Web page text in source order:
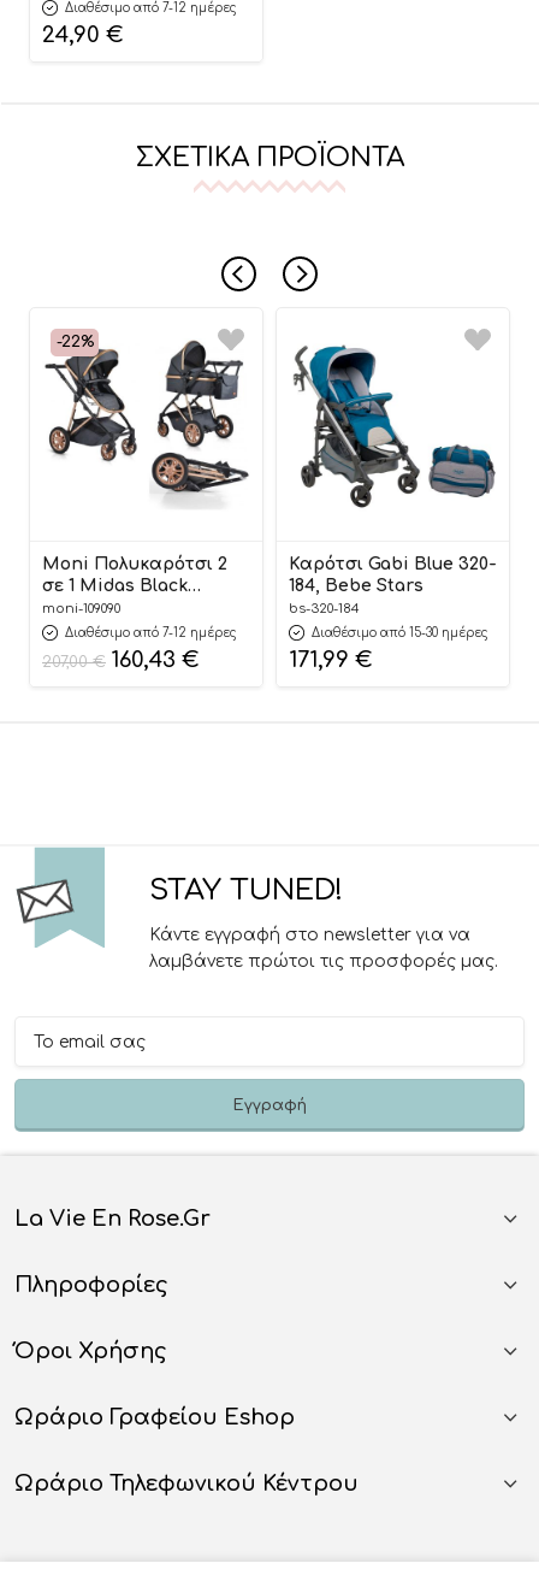
Διαθέσιμο από 7-12 ημέρες
24,90 €
ΣΧΕΤΙΚΆ ΠΡΟΪΌΝΤΑ
-22%
Moni Πολυκαρότσι 2
σε 1 Midas Black
3800146235796
moni-109090
Διαθέσιμο από 7-12 ημέρες
207,00€ 160,43 €
Καρότσι Gabi Blue 320-
184, Bebe Stars
bs-320-184
Διαθέσιμο από 15-30 ημέρες
171,99 €
STAY TUNED!
Κάντε εγγραφή στο newsletter για να
λαμβάνετε πρώτοι τις προσφορές μας.
La Vie En Rose.gr
Πληροφορίες
Όροι Χρήσης
Ωράριο Γραφείου Eshop
Ωράριο Τηλεφωνικού Κέντρου